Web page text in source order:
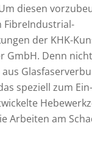
diesen
FibreIndustrial-
der KHK-
GmbH. Denn
speziell zum
Arbeiten am